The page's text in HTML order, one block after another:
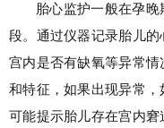
胎心监护一般在孕
段。通过仪器记录胎儿
宫内是否有缺氧等异常
和特征，如果出现异常，
可能提示胎儿存在宫内